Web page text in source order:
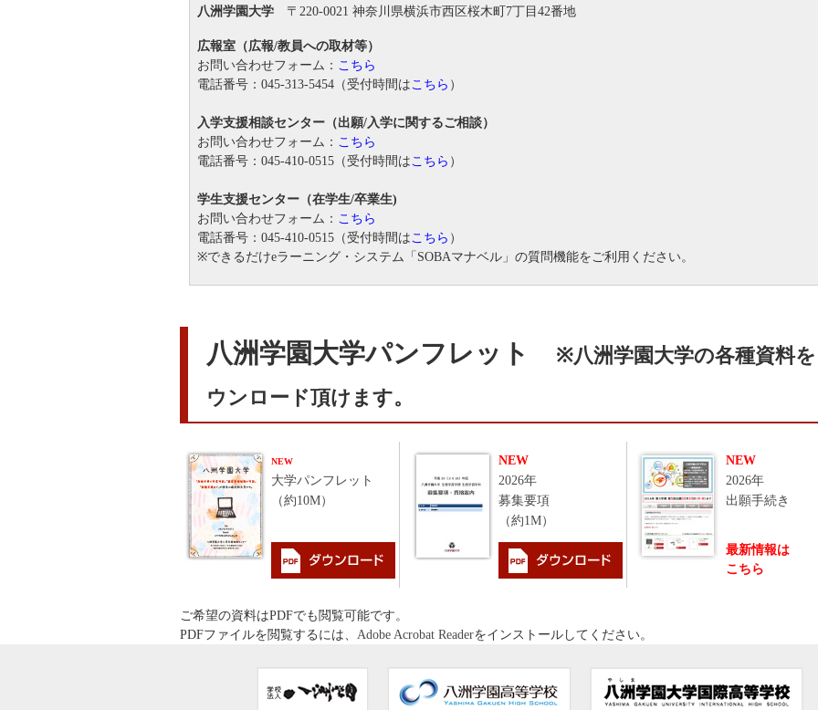
八洲学園大学 〒220-0021 神奈川県横浜市西区桜木町7丁目42番地
広報室（広報/教員への取材等）
お問い合わせフォーム： こちら
電話番号：045-313-5454（受付時間は こちら ）
入学支援相談センター（出願/入学に関するご相談）
お問い合わせフォーム： こちら
電話番号：045-410-0515（受付時間は こちら ）
学生支援センター（在学生/卒業生)
お問い合わせフォーム： こちら
電話番号：045-410-0515（受付時間は こちら ）
※できるだけeラーニング・システム「SOBAマナベル」の質問機能をご利用ください。
八洲学園大学パンフレット
※八洲学園大学の各種資料
ウンロード頂けます。
NEW
大学パンフレット
（約10M）
NEW
2026年
募集要項
（約1M）
NEW
2026年
出願手続き
最新情報は
こちら
ご希望の資料はPDFでも閲覧可能です。
PDFファイルを閲覧するには、 Adobe Acrobat Readerをインストールしてください。